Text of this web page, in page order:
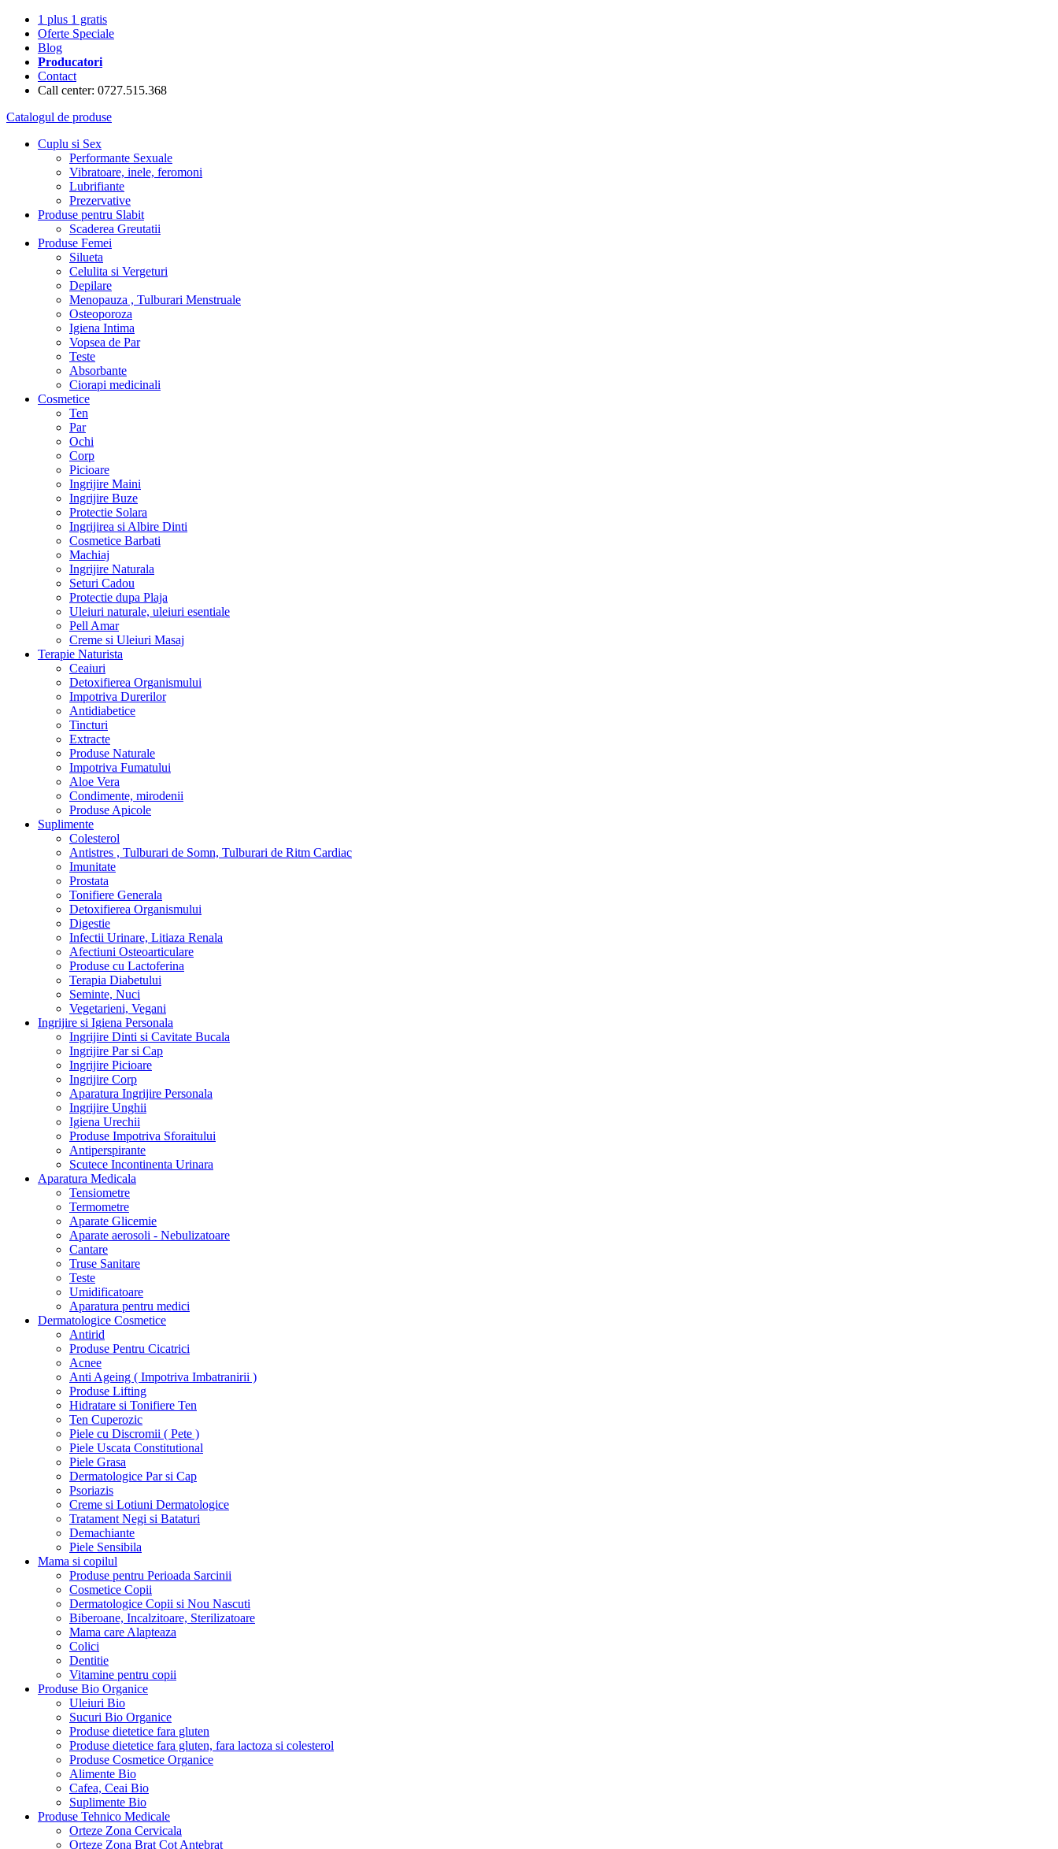
1 plus 1 gratis
Oferte Speciale
Blog
Producatori
Contact
Call center: 0727.515.368
Catalogul de produse
Cuplu si Sex
Performante Sexuale
Vibratoare, inele, feromoni
Lubrifiante
Prezervative
Produse pentru Slabit
Scaderea Greutatii
Produse Femei
Silueta
Celulita si Vergeturi
Depilare
Menopauza , Tulburari Menstruale
Osteoporoza
Igiena Intima
Vopsea de Par
Teste
Absorbante
Ciorapi medicinali
Cosmetice
Ten
Par
Ochi
Corp
Picioare
Ingrijire Maini
Ingrijire Buze
Protectie Solara
Ingrijirea si Albire Dinti
Cosmetice Barbati
Machiaj
Ingrijire Naturala
Seturi Cadou
Protectie dupa Plaja
Uleiuri naturale, uleiuri esentiale
Pell Amar
Creme si Uleiuri Masaj
Terapie Naturista
Ceaiuri
Detoxifierea Organismului
Impotriva Durerilor
Antidiabetice
Tincturi
Extracte
Produse Naturale
Impotriva Fumatului
Aloe Vera
Condimente, mirodenii
Produse Apicole
Suplimente
Colesterol
Antistres , Tulburari de Somn, Tulburari de Ritm Cardiac
Imunitate
Prostata
Tonifiere Generala
Detoxifierea Organismului
Digestie
Infectii Urinare, Litiaza Renala
Afectiuni Osteoarticulare
Produse cu Lactoferina
Terapia Diabetului
Seminte, Nuci
Vegetarieni, Vegani
Ingrijire si Igiena Personala
Ingrijire Dinti si Cavitate Bucala
Ingrijire Par si Cap
Ingrijire Picioare
Ingrijire Corp
Aparatura Ingrijire Personala
Ingrijire Unghii
Igiena Urechii
Produse Impotriva Sforaitului
Antiperspirante
Scutece Incontinenta Urinara
Aparatura Medicala
Tensiometre
Termometre
Aparate Glicemie
Aparate aerosoli - Nebulizatoare
Cantare
Truse Sanitare
Teste
Umidificatoare
Aparatura pentru medici
Dermatologice Cosmetice
Antirid
Produse Pentru Cicatrici
Acnee
Anti Ageing ( Impotriva Imbatranirii )
Produse Lifting
Hidratare si Tonifiere Ten
Ten Cuperozic
Piele cu Discromii ( Pete )
Piele Uscata Constitutional
Piele Grasa
Dermatologice Par si Cap
Psoriazis
Creme si Lotiuni Dermatologice
Tratament Negi si Bataturi
Demachiante
Piele Sensibila
Mama si copilul
Produse pentru Perioada Sarcinii
Cosmetice Copii
Dermatologice Copii si Nou Nascuti
Biberoane, Incalzitoare, Sterilizatoare
Mama care Alapteaza
Colici
Dentitie
Vitamine pentru copii
Produse Bio Organice
Uleiuri Bio
Sucuri Bio Organice
Produse dietetice fara gluten
Produse dietetice fara gluten, fara lactoza si colesterol
Produse Cosmetice Organice
Alimente Bio
Cafea, Ceai Bio
Suplimente Bio
Produse Tehnico Medicale
Orteze Zona Cervicala
Orteze Zona Brat Cot Antebrat